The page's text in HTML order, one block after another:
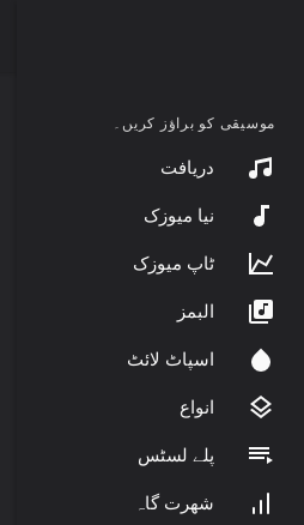
موسیقی کو براؤز کریں۔
دریافت
نیا میوزک
ٹاپ میوزک
البمز
اسپاٹ لائٹ
انواع
پلے لسٹس
شھرت گاہ